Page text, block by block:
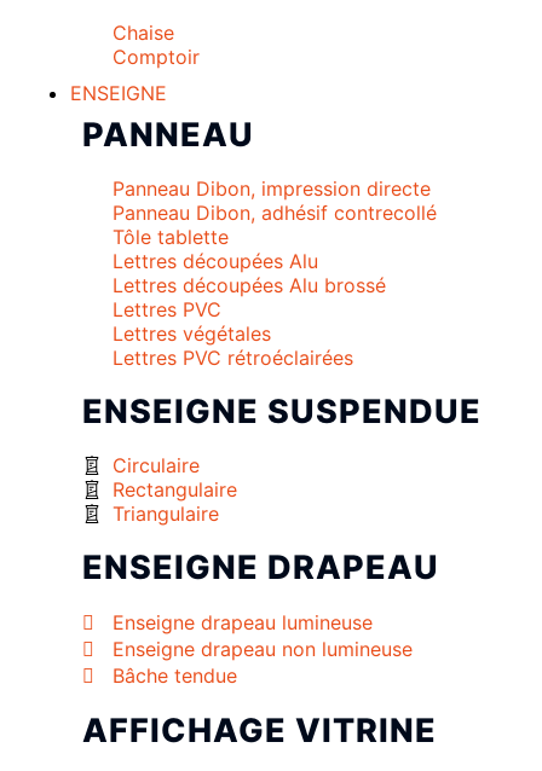
Chaise
Comptoir
ENSEIGNE
PANNEAU
Panneau Dibon, impression directe
Panneau Dibon, adhésif contrecollé
Tôle tablette
Lettres découpées Alu
Lettres découpées Alu brossé
Lettres PVC
Lettres végétales
Lettres PVC rétroéclairées
ENSEIGNE SUSPENDUE
Circulaire
Rectangulaire
Triangulaire
ENSEIGNE DRAPEAU
Enseigne drapeau lumineuse
Enseigne drapeau non lumineuse
Bâche tendue
AFFICHAGE VITRINE